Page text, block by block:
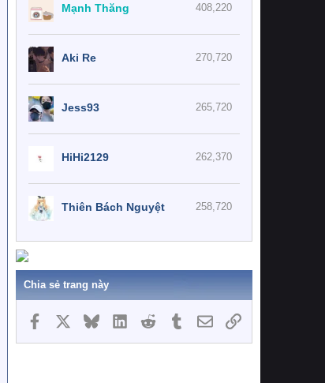
408,220
Mạnh Thăng
270,720
Aki Re
265,720
Jess93
262,370
HiHi2129
258,720
Thiên Bách Nguyệt
Chia sẻ trang này
Facebook BlueskyLinkedInReddit TumblrEmailLink